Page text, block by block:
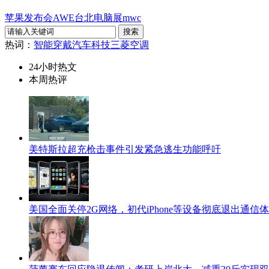
苹果发布会AWE台北电脑展mwc
热词： 智能穿戴汽车科技三菱空调
24小时热文
本周热评
美特斯拉超充枪击事件引发紧急逃生功能呼吁
美国全面关停2G网络，初代iPhone等设备彻底退出通信